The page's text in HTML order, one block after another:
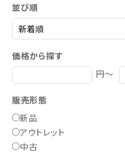
並び順
価格から探す
円～
販売形態
新品
アウトレット
中古